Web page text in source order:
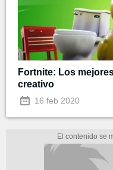
Fortnite: Los
creativo
16 feb 2020